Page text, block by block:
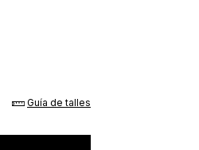
Guía de talles